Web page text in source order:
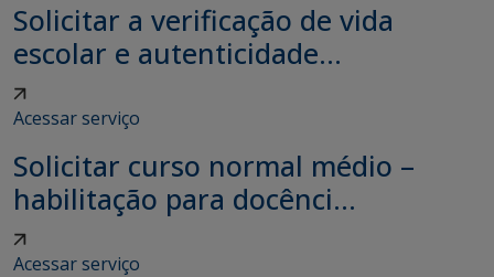
Solicitar a verificação de vida
escolar e autenticidade...
Acessar serviço
Solicitar curso normal médio –
habilitação para docênci...
Acessar serviço